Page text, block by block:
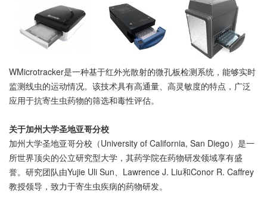
WMicrotracker是一种基于红外光散射的微孔板检测系统，能够实时
监测线虫的运动情况。该技术具有高通量、高灵敏度的特点，广泛
应用于抗寄生虫药物的筛选和毒性评估。
关于加州大学圣地亚哥分校
加州大学圣地亚哥分校（University of California, San Diego）是一
所世界顶尖的公立研究型大学，其药学院在药物研发领域享有盛
誉。研究团队由Yujie Uli Sun、Lawrence J. Liu和Conor R. Caffrey
教授领导，致力于寄生虫疾病的药物研发。